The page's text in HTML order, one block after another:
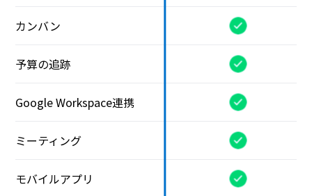
カンバン
予算の追跡
Google Workspace連携
ミーティング
モバイルアプリ